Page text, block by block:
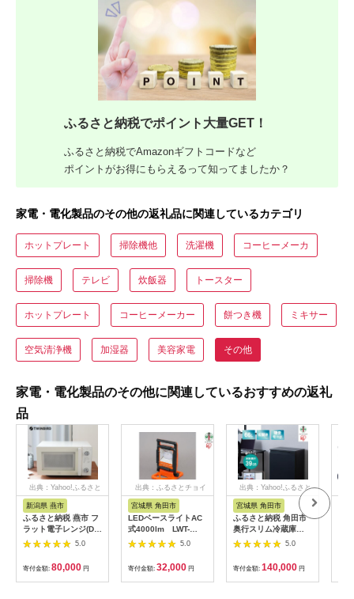
ふるさと納税でポイント大量GET！
ふるさと納税でAmazonギフトコードなど
ポイントがお得にもらえるって知ってましたか？
家電・電化製品のその他の返礼品に関連しているカテゴリ
ホットプレート 掃除機他 洗濯機 コーヒーメーカ
掃除機 テレビ 炊飯器 トースター
ホットプレート コーヒーメーカー 餅つき機 ミキサー
空気清浄機 加湿器 美容家電 その他
家電・電化製品のその他に関連しているおすすめの返礼
品
出典：Yahoo!ふるさと
新潟県 燕市
ふるさと納税 燕市 フ
ラット電子レンジ(DR-
LD20W)
5.0
寄付金額: 80,000 円
出典：ふるさとチョイ
宮城県 角田市
LEDベースライトAC
式4000lm LWT-
4000BA
5.0
寄付金額: 32,000 円
出典：Yahoo!ふるさと
納税
宮城県 角田市
ふるさと納税 角田市
奥行スリム冷蔵庫
66L IRSN-7A-B ブ
5.0
寄付金額: 140,000 円